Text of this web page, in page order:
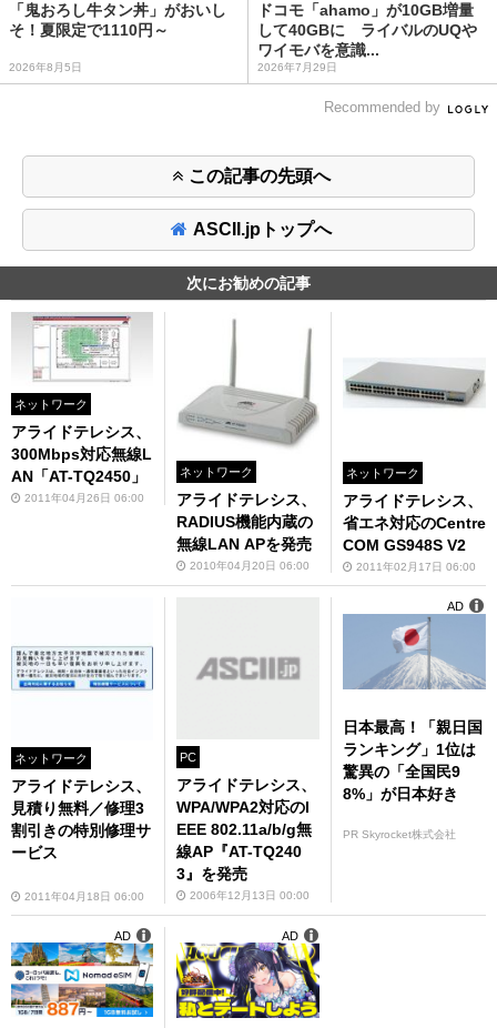
「鬼おろし牛タン丼」がおいし
そ！夏限定で1110円～
2026年8月5日
ドコモ「ahamo」が10GB増量
して40GBに ライバルのUQや
ワイモバを意識...
2026年7月29日
Recommended by
この記事の先頭へ
ASCII.jpトップへ
次にお勧めの記事
ネットワーク
アライドテレシス、
300Mbps対応無線L
AN「AT-TQ2450」
2011年04月26日 06:00
ネットワーク
アライドテレシス、
RADIUS機能内蔵の
無線LAN APを発売
2010年04月20日 06:00
ネットワーク
アライドテレシス、
省エネ対応のCentre
COM GS948S V2
2011年02月17日 06:00
ネットワーク
アライドテレシス、
見積り無料／修理3
割引きの特別修理サ
ービス
2011年04月18日 06:00
PC
アライドテレシス、
WPA/WPA2対応のI
EEE 802.11a/b/g無
線AP『AT-TQ240
3』を発売
2006年12月13日 00:00
日本最高！「親日国
ランキング」1位は
驚異の「全国民9
8%」が日本好き
PR Skyrocket株式会社
AD
AD AD